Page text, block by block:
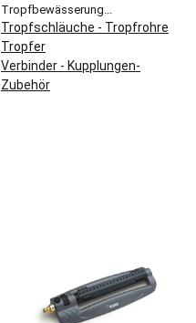
Tropfbewässerung...
Tropfschläuche - Tropfrohre
Tropfer
Verbinder - Kupplungen-
Zubehör